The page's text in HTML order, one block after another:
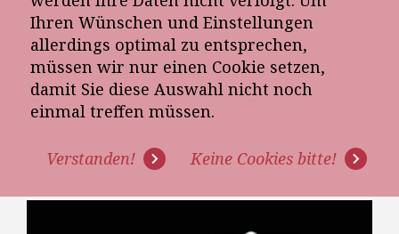
Ihren Wünschen und Einstellungen
allerdings optimal zu entsprechen,
müssen wir nur einen Cookie setzen,
damit Sie diese Auswahl nicht noch
einmal treffen müssen.
Verstanden! Keine Cookies bitte!
7 STRATEGIEN, UM AUCH DEN
LETZTEN BESUCHER AUS DEM
MÖBELHAUS ZU VERTREIBEN